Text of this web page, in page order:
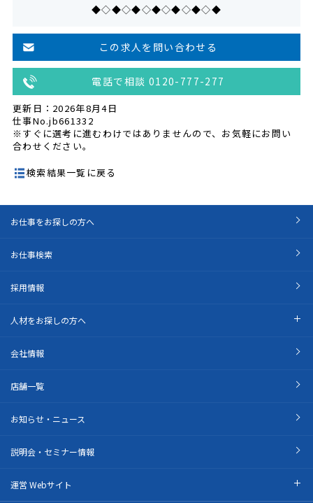
◆◇◆◇◆◇◆◇◆◇◆◇◆
この求人を問い合わせる
電話で相談 0120-777-277
更新日：2026年8月4日
仕事No.jb661332
※すぐに選考に進むわけではありませんので、お気軽にお問い
合わせください。
検索結果一覧に戻る
お仕事をお探しの方へ
お仕事検索
採用情報
人材をお探しの方へ
会社情報
店舗一覧
お知らせ・ニュース
説明会・セミナー情報
運営 Webサイト